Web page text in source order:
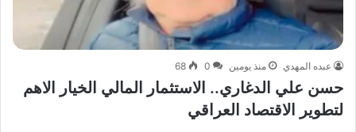
عبده المهدي منذ يومين 0
68
حسن علي الدغاري.. الاستثمار المالي الخيار الاهم
لتطوير الاقتصاد العراقي